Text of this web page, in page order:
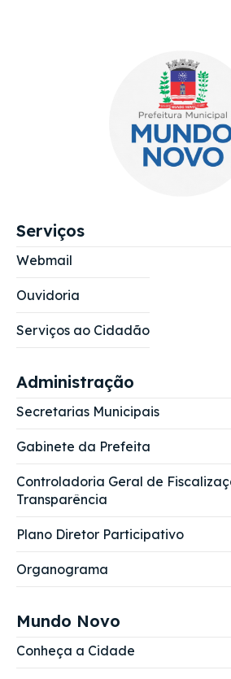
Serviços
Webmail
Ouvidoria
Serviços ao Cidadão
Administração
Secretarias Municipais
Gabinete da Prefeita
Controladoria Geral de
Transparência
Plano Diretor Participativo
Organograma
Mundo Novo
Conheça a Cidade